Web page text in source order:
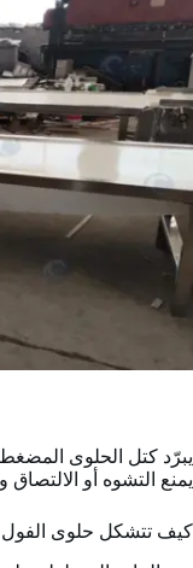
يبرّد كتل الحلوى المضغط
يمنع التشوه أو
كيف تتشكل حلوى الفول